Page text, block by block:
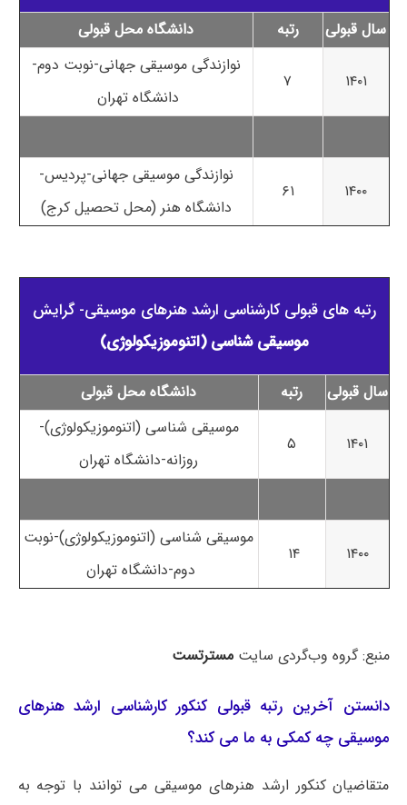
سال قبولی رتبه دانشگاه محل قبولی
۱۴۰۱ ۷
نوازندگی موسیقی جهانی-نوبت دوم-
دانشگاه تهران
۱۴۰۰ ۶۱
نوازندگی موسیقی جهانی-پردیس-
دانشگاه هنر (محل تحصیل کرج)
رتبه های قبولی کارشناسی ارشد هنرهای موسیقی- گرایش
موسیقی شناسی (اتنوموزیکولوژی)
سال قبولی رتبه دانشگاه محل قبولی
۱۴۰۱ ۵
موسیقی شناسی (اتنوموزیکولوژی)-
روزانه-دانشگاه تهران
۱۴۰۰ ۱۴
موسیقی شناسی (اتنوموزیکولوژی)-نوبت
دوم-دانشگاه تهران
منبع: گروه وب‌گردی سایتمسترتست
دانستن آخرین رتبه قبولی کنکور کارشناسی ارشد هنرهای
موسیقی چه کمکی به ما می کند؟
متقاضیان کنکور ارشد هنرهای موسیقی می توانند با توجه به